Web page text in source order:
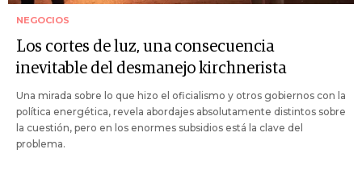
NEGOCIOS
Los cortes de luz, una consecuencia
inevitable del desmanejo kirchnerista
Una mirada sobre lo que hizo el oficialismo y otros gobiernos con la
política energética, revela abordajes absolutamente distintos sobre
la cuestión, pero en los enormes subsidios está la clave del
problema.